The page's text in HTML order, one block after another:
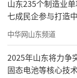
山东235个制造业
七成民企参与打造
中华网山东频道
2025年山东将力争
固态电池等核心技